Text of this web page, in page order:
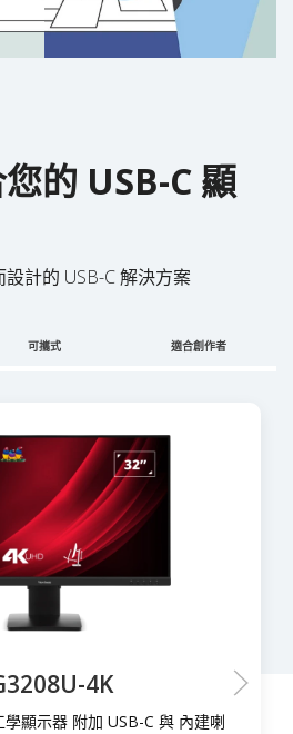
的 USB-C 顯
計的 USB-C 解決方案
可攜式 適合創作者
VG2708U-2K
27吋 人體工學顯示器 (IPS/QHD/內建